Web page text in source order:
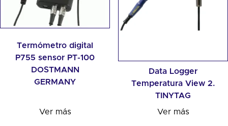
Termómetro digital
P755 sensor PT-100
DOSTMANN
GERMANY
Ver más
Data Logger
Temperatura View 2.
TINYTAG
Ver más